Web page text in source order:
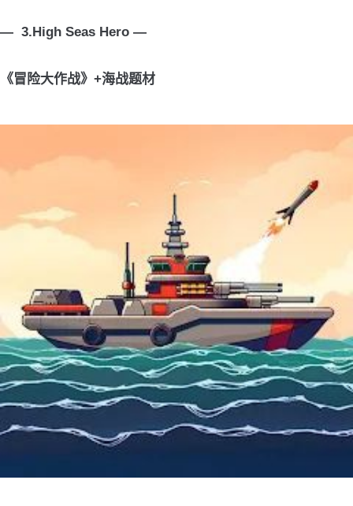
— 3.High Seas Hero —
《冒险大作战》+海战题材